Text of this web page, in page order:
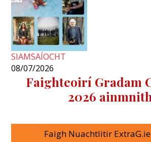
SIAMSAÍOCHT
08/07/2026
Faighteoirí Gradam
2026
Faigh Nuachtlitir